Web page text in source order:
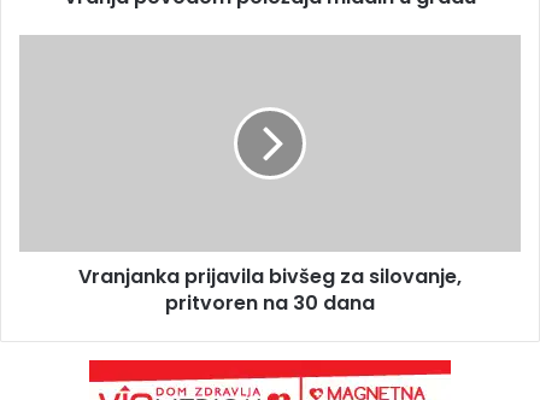
Vranjanka prijavila bivšeg za silovanje,
pritvoren na 30 dana